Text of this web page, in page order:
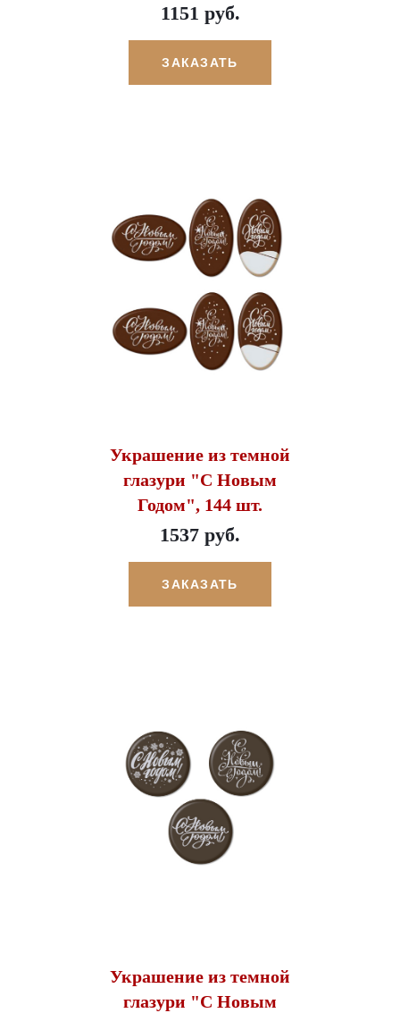
1151 руб.
ЗАКАЗАТЬ
Украшение из темной
глазури "С Новым
Годом", 144 шт.
1537 руб.
ЗАКАЗАТЬ
Украшение из темной
глазури "С Новым